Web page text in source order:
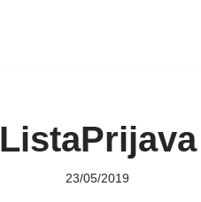
ListaPrijava
23/05/2019